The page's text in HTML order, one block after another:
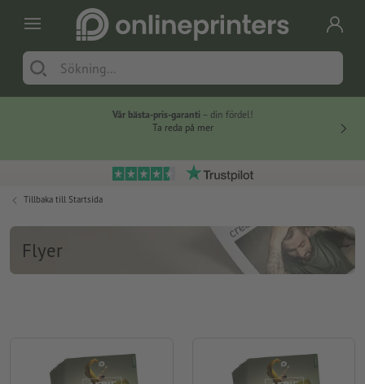
Vår bästa-pris-garanti – din fördel!
Ta reda på mer
Tillbaka till Startsida
Flyer